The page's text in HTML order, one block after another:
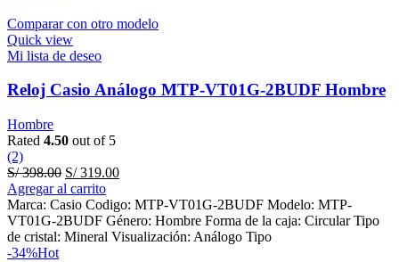
Comparar con otro modelo
Quick view
Mi lista de deseo
Reloj Casio Análogo MTP-VT01G-2BUDF Hombre
Hombre
Rated 4.50 out of 5
(2)
S/398.00 Original
price
was:
S/ 398.00.
S/319.00Current
is:
S/ 319.00.
Agregar al carrito
Marca: Casio Codigo: MTP-VT01G-2BUDF Modelo: MTP-
VT01G-2BUDF Género: Hombre Forma de la caja: Circular Tipo
de cristal: Mineral Visualización: Análogo Tipo
-34%Hot